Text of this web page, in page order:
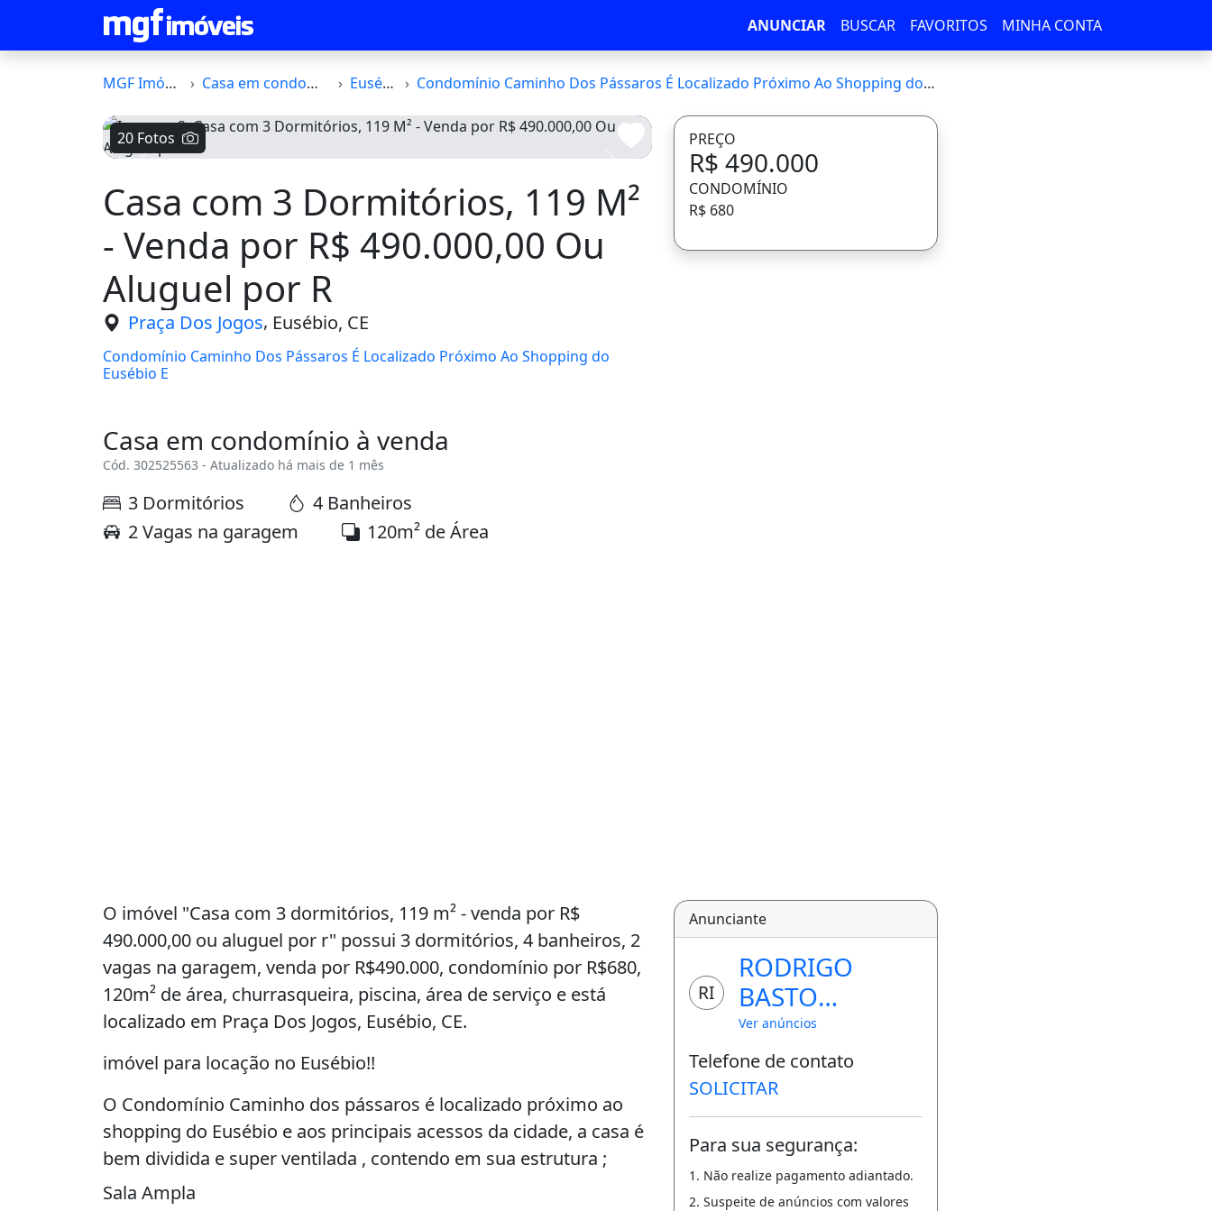
ANUNCIAR BUSCAR FAVORITOS MINHA CONTA
MGF Imóveis Casa em condomínio Eusébio Condomínio Caminho Dos Pássaros É Localizado Próximo Ao Shopping do Eusébio E
20 Fotos
Casa com 3 Dormitórios, 119 M²
- Venda por R$ 490.000,00 Ou
Aluguel por R
Praça Dos Jogos, Eusébio, CE
Condomínio Caminho Dos Pássaros É Localizado Próximo Ao Shopping do
Eusébio E
Casa em condomínio à venda
Cód. 302525563 - Atualizado há mais de 1 mês
3 Dormitórios
4 Banheiros
2 Vagas na garagem
120m² de Área
PREÇO
R$ 490.000
CONDOMÍNIO
R$ 680
O imóvel "Casa com 3 dormitórios, 119 m² - venda por R$
490.000,00 ou aluguel por r" possui 3 dormitórios, 4 banheiros, 2
vagas na garagem, venda por R$490.000, condomínio por R$680,
120m² de área, churrasqueira, piscina, área de serviço e está
localizado em Praça Dos Jogos, Eusébio, CE.
imóvel para locação no Eusébio!!
O Condomínio Caminho dos pássaros é localizado próximo ao
shopping do Eusébio e aos principais acessos da cidade, a casa é
bem dividida e super ventilada , contendo em sua estrutura ;
Sala Ampla
Anunciante
RI
RODRIGO
BASTO
IMÓVEIS
Ver anúncios
Telefone de contato
SOLICITAR
Para sua segurança:
1. Não realize pagamento adiantado.
2. Suspeite de anúncios com valores